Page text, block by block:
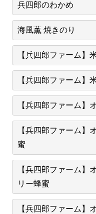
兵四郎のわかめ
海風薫 焼きのり
【兵四郎ファーム】
【兵四郎ファーム】
【兵四郎ファーム】
【兵四郎ファーム】
蜜
【兵四郎ファーム】
リー蜂蜜
【兵四郎ファーム】